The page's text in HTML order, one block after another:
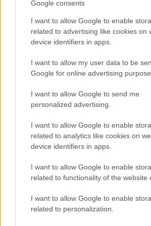
Google consents
I want to allow Google to enable
related to advertising like cookies on
device identifiers in apps.
I want to allow my user data to be
Google for online advertising
I want to allow Google to send me
personalized advertising.
I want to allow Google to enable
related to analytics like cookies on
device identifiers in apps.
I want to allow Google to enable
related to functionality of the website
I want to allow Google to enable
related to personalization.
tua raccolta fondi se tu non sei
alla miccia al momento giusto.
Ripeto incessantemente il mio
solo al funding la vostra
se pensate alla crowd sicuramente
Fine giornata. Dal treno finalmente
tweeting e studio commenti e
dell’organizzazione (nois3lab e
confermano ottimi numeri per la
con tutta la fatica che hanno fatto
soddisfazione che li ripaga in
che ha disegnato per noi uno